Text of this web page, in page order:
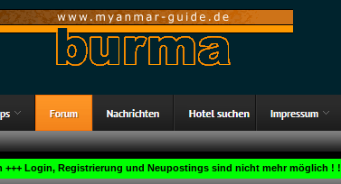
+++ Login, Registrierung und Neupostings sind nicht mehr möglich ! !